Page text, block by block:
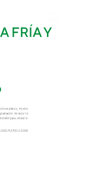
FRÍA Y
planos, modos
de la luz te
para ofrecer lo
2.700-6.500K